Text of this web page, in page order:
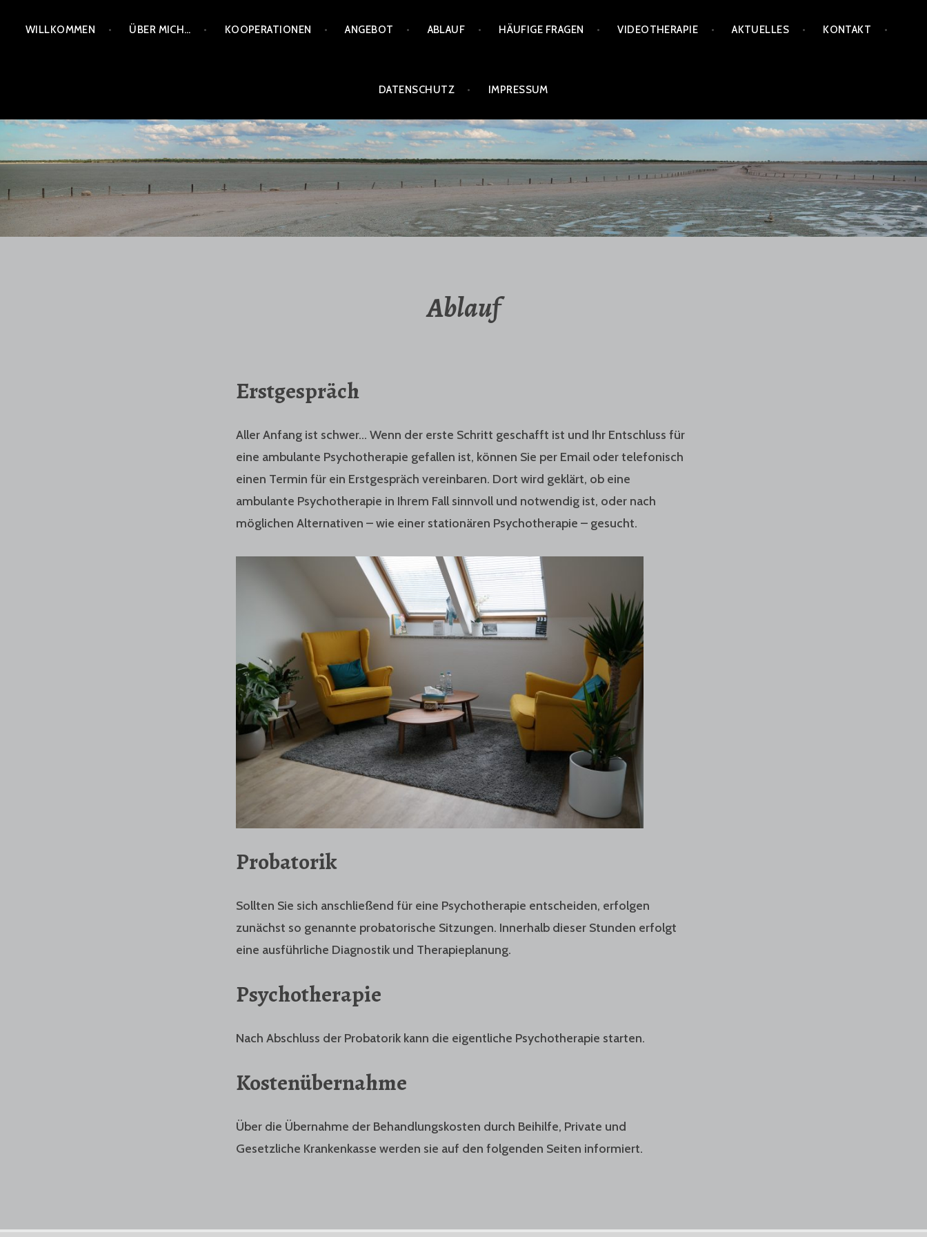
InhaltWILLKOMMEN ÜBER MICH… KOOPERATIONEN ANGEBOT ABLAUF HÄUFIGE FRAGEN VIDEOTHERAPIE AKTUELLES KONTAKT
DATENSCHUTZ IMPRESSUM
PSYCHOTHERAPEUTISCHE PRAXIS POMPE
Ablauf
Erstgespräch
Aller Anfang ist schwer… Wenn der erste Schritt geschafft ist und Ihr Entschluss für
eine ambulante Psychotherapie gefallen ist, können Sie per Email oder telefonisch
einen Termin für ein Erstgespräch vereinbaren. Dort wird geklärt, ob eine
ambulante Psychotherapie in Ihrem Fall sinnvoll und notwendig ist, oder nach
möglichen Alternativen – wie einer stationären Psychotherapie – gesucht.
Probatorik
Sollten Sie sich anschließend für eine Psychotherapie entscheiden, erfolgen
zunächst so genannte probatorische Sitzungen. Innerhalb dieser Stunden erfolgt
eine ausführliche Diagnostik und Therapieplanung.
Psychotherapie
Nach Abschluss der Probatorik kann die eigentliche Psychotherapie starten.
Kostenübernahme
Über die Übernahme der Behandlungskosten durch Beihilfe, Private und
Gesetzliche Krankenkasse werden sie auf den folgenden Seiten informiert.